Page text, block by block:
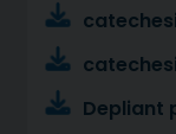
Depliant